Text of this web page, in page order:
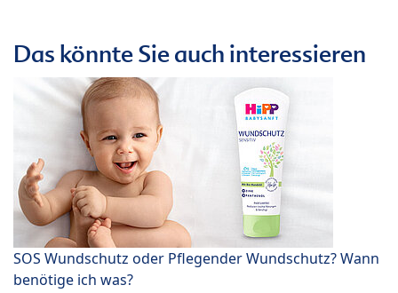
Das könnte Sie auch interessieren
SOS Wundschutz oder Pflegender Wundschutz? Wann
benötige ich was?